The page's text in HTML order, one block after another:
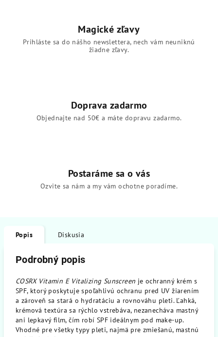
Magické zľavy
Prihláste sa do nášho newslettera, nech vám neuniknú
žiadne zľavy.
Doprava zadarmo
Objednajte nad 50€ a máte dopravu zadarmo.
Postaráme sa o vás
Ozvite sa nám a my vám ochotne poradíme.
Popis Diskusia
Podrobný popis
COSRX Vitamin E Vitalizing Sunscreen je ochranný krém s
SPF, ktorý poskytuje spoľahlivú ochranu pred UV žiarením
a zároveň sa stará o hydratáciu a rovnováhu pleti. Ľahká,
krémová textúra sa rýchlo vstrebáva, nezanecháva mastný
ani lepkavý film, čím robí SPF ideálnym pod make-up.
Vhodné pre všetky typy pleti, najmä pre zmiešanú, mastnú